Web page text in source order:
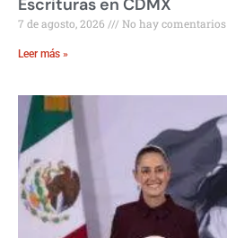
7 de agosto, 2026 No hay comentarios
Leer más »